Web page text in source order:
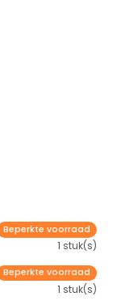
Beperkte voorraad
1 stuk(s)
Beperkte voorraad
1 stuk(s)